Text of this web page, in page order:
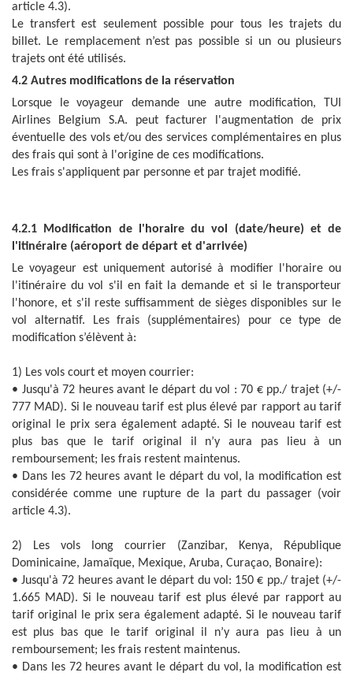
article 4.3).
Le transfert est seulement possible pour tous les trajets du
billet. Le remplacement n’est pas possible si un ou plusieurs
trajets ont été utilisés.
4.2 Autres modifications de la réservation
Lorsque le voyageur demande une autre modification,
TUI
Airlines Belgium S.A. peut facturer l'augmentation de prix
éventuelle des vols et/ou des services complémentaires en plus
des frais qui sont à l'origine de ces modifications.
Les frais s'appliquent par personne et par trajet modifié.
4.2.1 Modification de l'horaire du vol (date/heure) et de
l'itinéraire (aéroport de départ et d'arrivée)
Le voyageur est uniquement autorisé à modifier l'horaire ou
l'itinéraire du vol s'il en fait la demande et si le transporteur
l'honore, et s'il reste suffisamment de sièges disponibles sur le
vol alternatif. Les frais (supplémentaires) pour ce type de
modification s’élèvent à:
1) Les vols court et moyen courrier:
• Jusqu'à 72 heures avant le départ du vol : 70 € pp./ trajet (+/-
777 MAD). Si le nouveau tarif est plus élevé par rapport au tarif
original le prix sera également adapté. Si le nouveau tarif est
plus bas que le tarif original il n’y aura pas lieu à un
remboursement; les frais restent maintenus.
• Dans les 72 heures avant le départ du vol, la modification est
considérée comme une rupture de la part du passager (voir
article 4.3).
2) Les vols long courrier (Zanzibar, Kenya, République
Dominicaine, Jamaïque, Mexique, Aruba, Curaçao, Bonaire):
• Jusqu'à 72 heures avant le départ du vol: 150 € pp./ trajet (+/-
1.665 MAD). Si le nouveau tarif est plus élevé par rapport au
tarif original le prix sera également adapté. Si le nouveau tarif
est plus bas que le tarif original il n’y aura pas lieu à un
remboursement; les frais restent maintenus.
• Dans les 72 heures avant le départ du vol, la modification est